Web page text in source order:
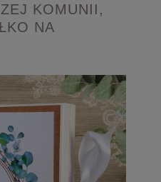
KOMUNII,
NA